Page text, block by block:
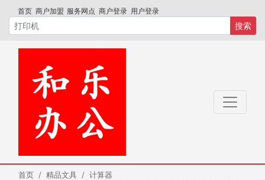
首页 商户加盟 服务网点 商户登录 用户登录
搜索
首页 精品文具
计算器